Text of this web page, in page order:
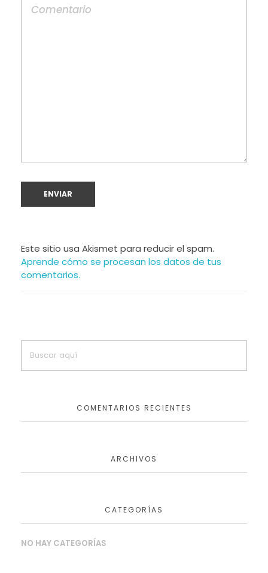
Este sitio usa Akismet para reducir el spam.
Aprende cómo se procesan los datos de tus
comentarios.
COMENTARIOS RECIENTES
ARCHIVOS
CATEGORÍAS
NO HAY CATEGORÍAS